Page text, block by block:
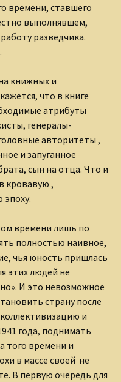
времени, ставшего
выполнявшем,
разведчика.
книжных и
что в книге
атрибуты
генералы-
авторитеты ,
и запуганное
сын на отца. Что и
кровавую ,
эпоху.
времени лишь по
полностью наивное,
чья юность пришлась
этих людей не
И это невозможное
странупосле
и
года, поднимать
того времени и
в массе своей не
В первую очередь для